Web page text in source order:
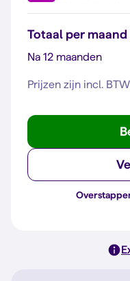
Totaal per maand
Na 12 maanden
Prijzen zijn incl. BTW